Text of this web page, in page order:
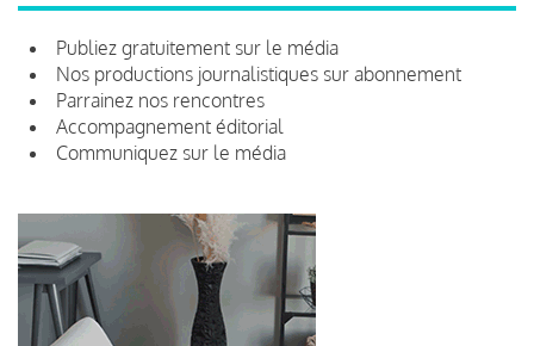
Publiez gratuitement sur le média
Nos productions journalistiques sur abonnement
Parrainez nos rencontres
Accompagnement éditorial
Communiquez sur le média